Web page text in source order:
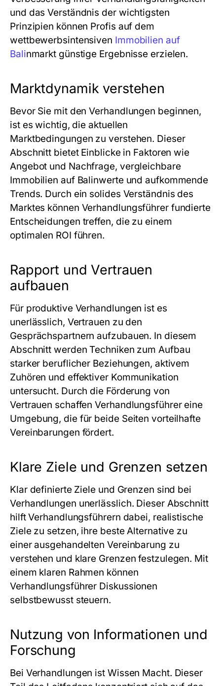
und das Verständnis der wichtigsten
Prinzipien können Profis auf dem
wettbewerbsintensiven Immobilien auf
Balinmarkt günstige Ergebnisse erzielen.
Marktdynamik verstehen
Bevor Sie mit den Verhandlungen beginnen,
ist es wichtig, die aktuellen
Marktbedingungen zu verstehen. Dieser
Abschnitt bietet Einblicke in Faktoren wie
Angebot und Nachfrage, vergleichbare
Immobilien auf Balinwerte und aufkommende
Trends. Durch ein solides Verständnis des
Marktes können Verhandlungsführer fundierte
Entscheidungen treffen, die zu einem
optimalen ROI führen.
Rapport und Vertrauen
aufbauen
Für produktive Verhandlungen ist es
unerlässlich, Vertrauen zu den
Gesprächspartnern aufzubauen. In diesem
Abschnitt werden Techniken zum Aufbau
starker beruflicher Beziehungen, aktivem
Zuhören und effektiver Kommunikation
untersucht. Durch die Förderung von
Vertrauen schaffen Verhandlungsführer eine
Umgebung, die für beide Seiten vorteilhafte
Vereinbarungen fördert.
Klare Ziele und Grenzen setzen
Klar definierte Ziele und Grenzen sind bei
Verhandlungen unerlässlich. Dieser Abschnitt
hilft Verhandlungsführern dabei, realistische
Ziele zu setzen, ihre beste Alternative zu
einer ausgehandelten Vereinbarung zu
verstehen und klare Grenzen festzulegen. Mit
einem klaren Rahmen können
Verhandlungsführer Diskussionen
selbstbewusst steuern.
Nutzung von Informationen und
Forschung
Bei Verhandlungen ist Wissen Macht. Dieser